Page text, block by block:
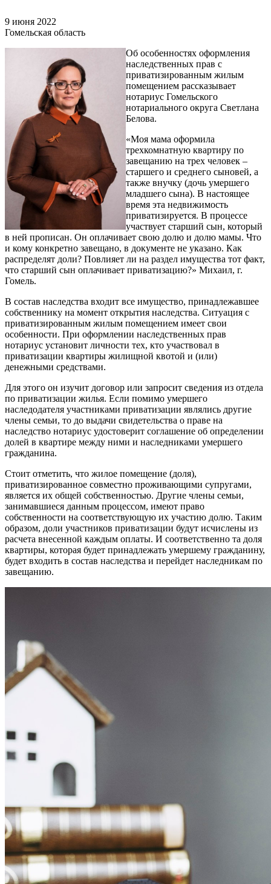
9 июня 2022
Гомельская область
Об особенностях оформления
наследственных прав с
приватизированным жилым
помещением рассказывает
нотариус Гомельского
нотариального округа Светлана
Белова.
«Моя мама оформила
трехкомнатную квартиру по
завещанию на трех человек –
старшего и среднего сыновей, а
также внучку (дочь умершего
младшего сына). В настоящее
время эта недвижимость
приватизируется. В процессе
участвует старший сын, который
в ней прописан. Он оплачивает свою долю и долю мамы. Что
и кому конкретно завещано, в документе не указано. Как
распределят доли? Повлияет ли на раздел имущества тот факт,
что старший сын оплачивает приватизацию?» Михаил, г.
Гомель.
В состав наследства входит все имущество, принадлежавшее
собственнику на момент открытия наследства. Ситуация с
приватизированным жилым помещением имеет свои
особенности. При оформлении наследственных прав
нотариус установит личности тех, кто участвовал в
приватизации квартиры жилищной квотой и (или)
денежными средствами.
Для этого он изучит договор или запросит сведения из отдела
по приватизации жилья. Если помимо умершего
наследодателя участниками приватизации являлись другие
члены семьи, то до выдачи свидетельства о праве на
наследство нотариус удостоверит соглашение об определении
долей в квартире между ними и наследниками умершего
гражданина.
Стоит отметить, что жилое помещение (доля),
приватизированное совместно проживающими супругами,
является их общей собственностью. Другие члены семьи,
занимавшиеся данным процессом, имеют право
собственности на соответствующую их участию долю. Таким
образом, доли участников приватизации будут исчислены из
расчета внесенной каждым оплаты. И соответственно та доля
квартиры, которая будет принадлежать умершему гражданину,
будет входить в состав наследства и перейдет наследникам по
завещанию.